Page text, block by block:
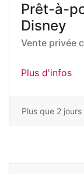
Prêt-à-
Disney
Vente privée
Plus d'infos
Plus que 2 jours